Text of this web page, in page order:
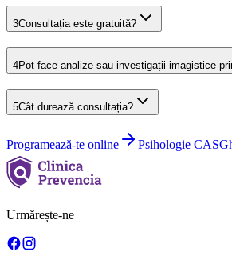
3Consultația este gratuită?
4Pot face analize sau investigații imagistice
5Cât durează consultația?
Programează-te online Psihologie CAS
Urmărește-ne